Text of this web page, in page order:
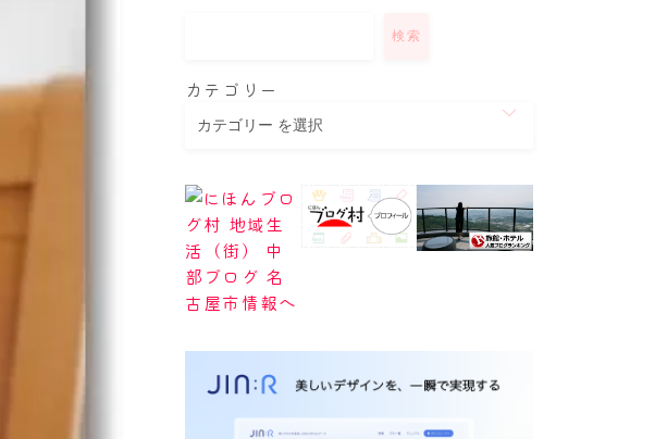
検索
カテゴリー